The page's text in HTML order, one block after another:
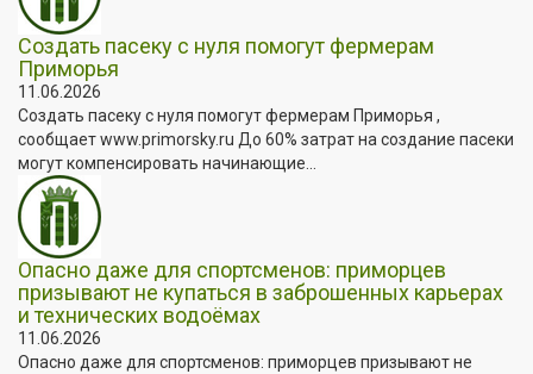
Создать пасеку с нуля помогут фермерам
Приморья
11.06.2026
Создать пасеку с нуля помогут фермерам Приморья ,
сообщает www.primorsky.ru До 60% затрат на создание пасеки
могут компенсировать начинающие...
Опасно даже для спортсменов: приморцев
призывают не купаться в заброшенных карьерах
и технических водоёмах
11.06.2026
Опасно даже для спортсменов: приморцев призывают не